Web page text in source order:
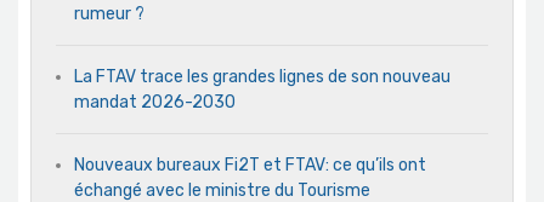
rumeur ?
La FTAV trace les grandes lignes de son nouveau
mandat 2026-2030
Nouveaux bureaux Fi2T et FTAV: ce qu’ils ont
échangé avec le ministre du Tourisme